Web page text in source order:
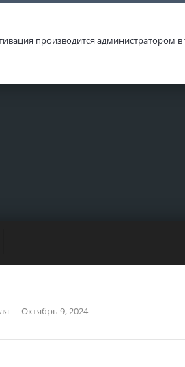
производится администратором
Октябрь 9, 2024